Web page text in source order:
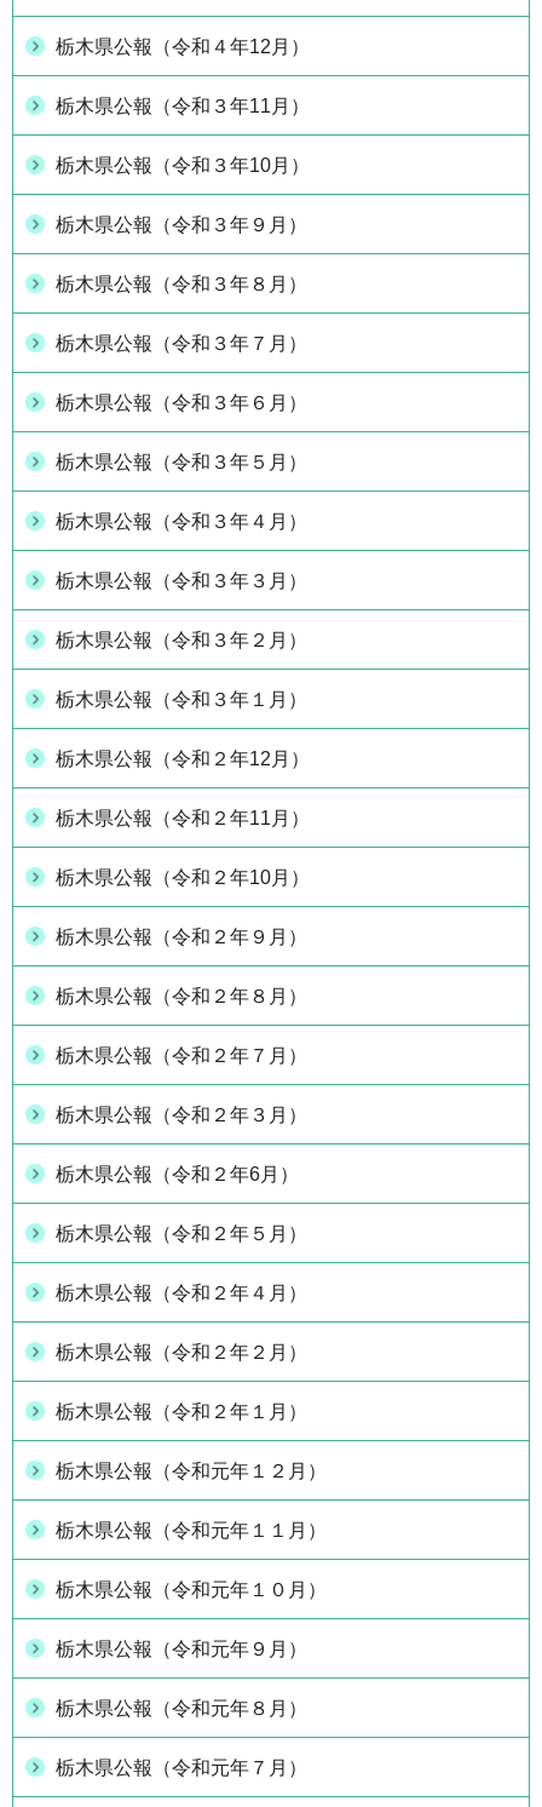
栃木県公報（令和４年12月）
栃木県公報（令和３年11月）
栃木県公報（令和３年10月）
栃木県公報（令和３年９月）
栃木県公報（令和３年８月）
栃木県公報（令和３年７月）
栃木県公報（令和３年６月）
栃木県公報（令和３年５月）
栃木県公報（令和３年４月）
栃木県公報（令和３年３月）
栃木県公報（令和３年２月）
栃木県公報（令和３年１月）
栃木県公報（令和２年12月）
栃木県公報（令和２年11月）
栃木県公報（令和２年10月）
栃木県公報（令和２年９月）
栃木県公報（令和２年８月）
栃木県公報（令和２年７月）
栃木県公報（令和２年３月）
栃木県公報（令和２年6月）
栃木県公報（令和２年５月）
栃木県公報（令和２年４月）
栃木県公報（令和２年２月）
栃木県公報（令和２年１月）
栃木県公報（令和元年１２月）
栃木県公報（令和元年１１月）
栃木県公報（令和元年１０月）
栃木県公報（令和元年９月）
栃木県公報（令和元年８月）
栃木県公報（令和元年７月）